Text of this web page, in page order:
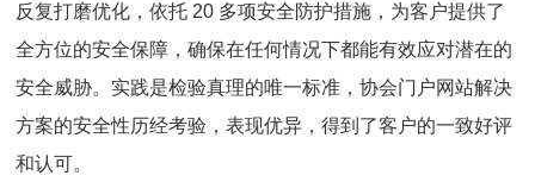
反复打磨优化，依托 20 多项安全防护措施，为客户提供了
全方位的安全保障，确保在任何情况下都能有效应对潜在的
安全威胁。实践是检验真理的唯一标准，协会门户网站解决
方案的安全性历经考验，表现优异，得到了客户的一致好评
和认可。